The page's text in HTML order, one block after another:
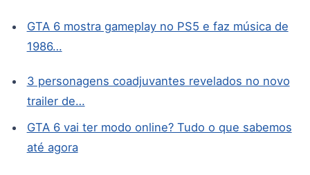
GTA 6 mostra gameplay no PS5 e faz música de
1986…
3 personagens coadjuvantes revelados no novo
trailer de…
GTA 6 vai ter modo online? Tudo o que sabemos
até agora